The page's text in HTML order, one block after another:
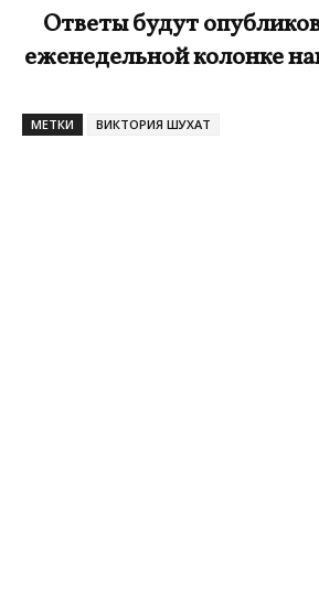
Ответы будут
еженедельной колонке
МЕТКИ ВИКТОРИЯ ШУХАТ